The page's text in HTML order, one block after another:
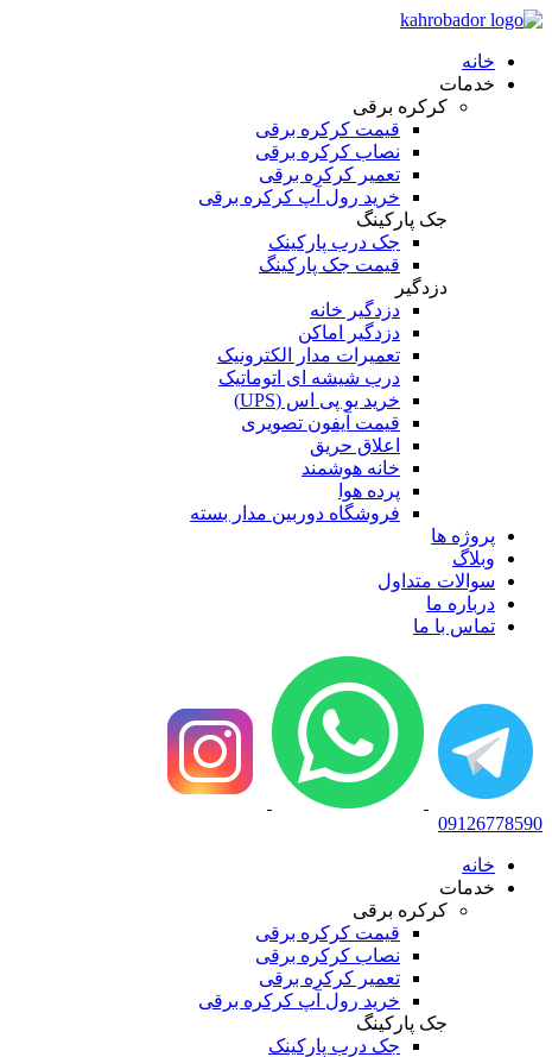
خانه
خدمات
کرکره برقی
قیمت کرکره برقی
نصاب کرکره برقی
تعمیر کرکره برقی
خرید رول آپ کرکره برقی
جک پارکینگ
جک درب پارکینک
قیمت جک پارکینگ
دزدگیر
دزدگیر خانه
دزدگیر اماکن
تعمیرات مدار الکترونیک
درب شیشه ای اتوماتیک
خرید یو پی اس (UPS)
قیمت آیفون تصویری
اعلاق حریق
خانه هوشمند
پرده هوا
فروشگاه دوربین مدار بسته
پروژه ها
وبلاگ
سوالات متداول
درباره ما
تماس با ما
09126778590
خانه
خدمات
کرکره برقی
قیمت کرکره برقی
نصاب کرکره برقی
تعمیر کرکره برقی
خرید رول آپ کرکره برقی
جک پارکینگ
جک درب پارکینک